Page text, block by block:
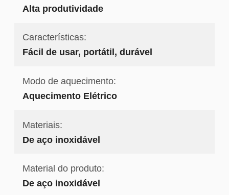
Alta produtividade
Características:
Fácil de usar, portátil, durável
Modo de aquecimento:
Aquecimento Elétrico
Materiais:
De aço inoxidável
Material do produto:
De aço inoxidável